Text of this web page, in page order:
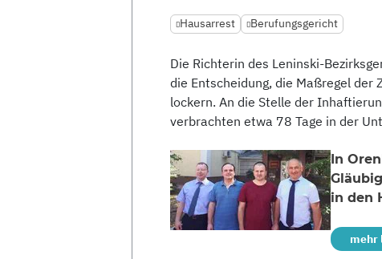
Hausarrest Berufungsgericht
Die Richterin des Leninski-
die Entscheidung, die Maßregel der
lockern. An die Stelle der
verbrachten etwa 78 Tage in der
In
in den
mehr